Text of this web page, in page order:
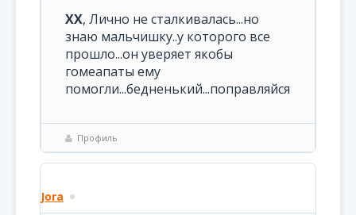
XX, Лично не сталкивалась...но
знаю мальчишку..у которого все
прошло...он уверяет якобы
гомеапаты ему
помогли...бедненький...поправляйся
Профиль
Jora